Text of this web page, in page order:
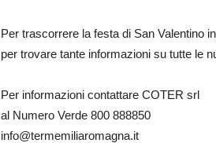
Per trascorrere la festa di San Valentino
per trovare tante informazioni su tutte le
Per informazioni contattare COTER srl
al Numero Verde 800 888850
info@termemiliaromagna.it